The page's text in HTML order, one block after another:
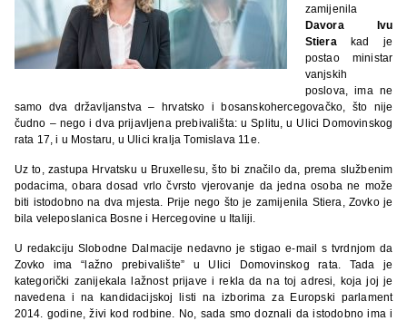
zamijenila
Davora Ivu
Stiera kad je
postao ministar
vanjskih
poslova, ima ne
samo dva državljanstva – hrvatsko i bosanskohercegovačko, što nije
čudno – nego i dva prijavljena prebivališta: u Splitu, u Ulici Domovinskog
rata 17, i u Mostaru, u Ulici kralja Tomislava 11e.
Uz to, zastupa Hrvatsku u Bruxellesu, što bi značilo da, prema službenim
podacima, obara dosad vrlo čvrsto vjerovanje da jedna osoba ne može
biti istodobno na dva mjesta. Prije nego što je zamijenila Stiera, Zovko je
bila veleposlanica Bosne i Hercegovine u Italiji.
U redakciju Slobodne Dalmacije nedavno je stigao e-mail s tvrdnjom da
Zovko ima “lažno prebivalište” u Ulici Domovinskog rata. Tada je
kategorički zanijekala lažnost prijave i rekla da na toj adresi, koja joj je
navedena i na kandidacijskoj listi na izborima za Europski parlament
2014. godine, živi kod rodbine. No, sada smo doznali da istodobno ima i